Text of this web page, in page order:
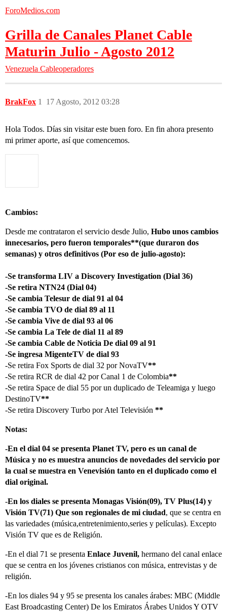
ForoMedios.com
Grilla de Canales Planet Cable
Maturin Julio - Agosto 2012
Venezuela Cableoperadores
BrakFox 17 Agosto, 2012 03:28
1
Hola Todos. Días sin visitar este buen foro. En fin ahora presento
mi primer aporte, así que comencemos.
Cambios:
Desde me contrataron el servicio desde Julio, Hubo unos cambios
innecesarios, pero fueron temporales**(que duraron dos
semanas) y otros definitivos (Por eso de julio-agosto):
-Se transforma LIV a Discovery Investigation (Dial 36)
-Se retira NTN24 (Dial 04)
-Se cambia Telesur de dial 91 al 04
-Se cambia TVO de dial 89 al 11
-Se cambia Vive de dial 93 al 06
-Se cambia La Tele de dial 11 al 89
-Se cambia Cable de Noticia De dial 09 al 91
-Se ingresa MigenteTV de dial 93
-Se retira Fox Sports de dial 32 por NovaTV**
-Se retira RCR de dial 42 por Canal 1 de Colombia**
-Se retira Space de dial 55 por un duplicado de Teleamiga y luego
DestinoTV**
-Se retira Discovery Turbo por Atel Televisión **
Notas:
-En el dial 04 se presenta Planet TV, pero es un canal de
Música y no es muestra anuncios de novedades del servicio por
la cual se muestra en Venevisión tanto en el duplicado como el
dial original.
-En los diales se presenta Monagas Visión(09), TV Plus(14) y
Visión TV(71) Que son regionales de mi ciudad, que se centra en
las variedades (música,entretenimiento,series y películas). Excepto
Visión TV que es de Religión.
-En el dial 71 se presenta Enlace Juvenil, hermano del canal enlace
que se centra en los jóvenes cristianos con música, entrevistas y de
religión.
-En los diales 94 y 95 se presenta los canales árabes: MBC (Middle
East Broadcasting Center) De los Emiratos Árabes Unidos Y OTV